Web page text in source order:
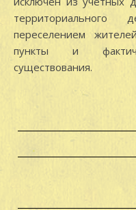
переселением
пункты и
существования.